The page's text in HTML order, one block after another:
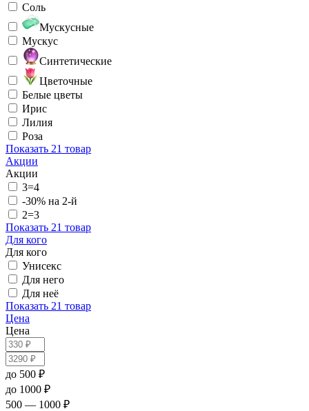
Соль
Мускусные
Мускус
Синтетические
Цветочные
Белые цветы
Ирис
Лилия
Роза
Показать 21 товар
Акции
Акции
3=4
-30% на 2-й
2=3
Показать 21 товар
Для кого
Для кого
Унисекс
Для него
Для неё
Показать 21 товар
Цена
Цена
до 500 ₽
до 1000 ₽
500 — 1000 ₽